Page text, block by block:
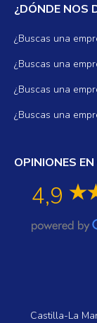
¿DÓNDE NOS
¿Buscas una
¿Buscas una
¿Buscas una
¿Buscas una
OPINIONES
4,9
Castilla-La